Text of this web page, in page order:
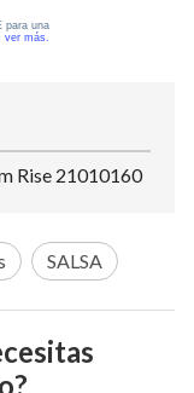
Rise 21010160
SALSA